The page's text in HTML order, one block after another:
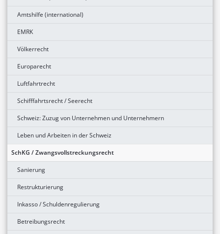
Amtshilfe (international)
EMRK
Völkerrecht
Europarecht
Luftfahrtrecht
Schifffahrtsrecht / Seerecht
Schweiz: Zuzug von Unternehmen und Unternehmern
Leben und Arbeiten in der Schweiz
SchKG / Zwangsvollstreckungsrecht
Sanierung
Restrukturierung
Inkasso / Schuldenregulierung
Betreibungsrecht